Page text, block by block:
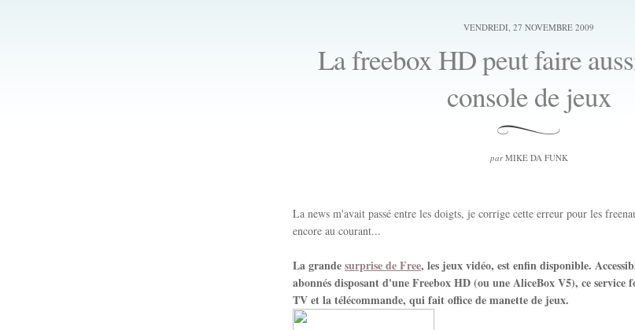
VENDREDI, 27 NOVEMBRE 2009
La freebox HD peut faire
console de jeux
parMIKE DA FUNK
La news m'avait passé entre les doigts, je corrige cette erreur pour les
encore au courant...
La grandesurprise de Free, les jeux vidéo, est enfin disponible.
abonnés disposant d'une Freebox HD (ou une AliceBox V5), ce service
TV et la télécommande, qui fait office de manette de jeux.